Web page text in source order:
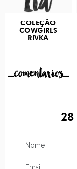
COLEÇÃO
COWGIRLS
RIVKA
...comentarios...
28